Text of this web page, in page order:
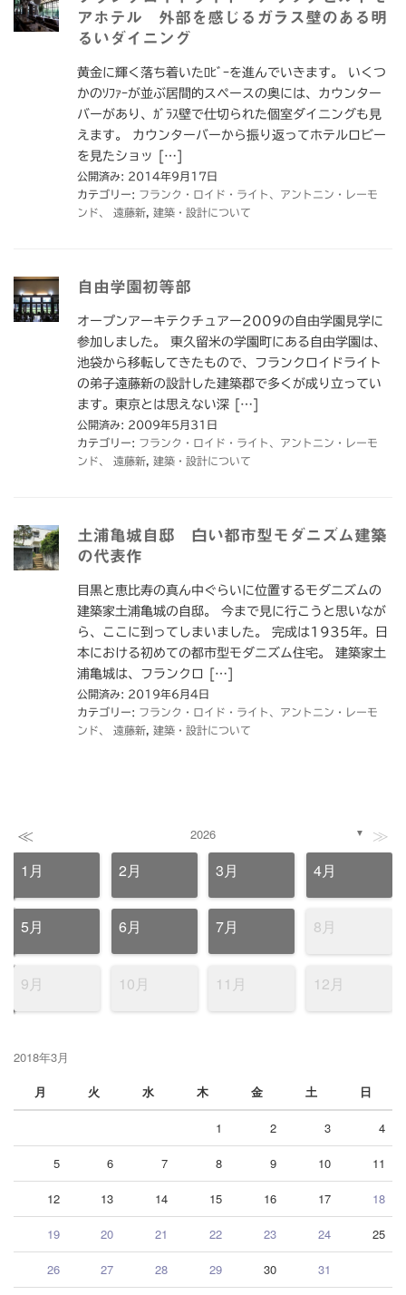
アホテル 外部を感じるガラス壁のある明
るいダイニング
黄金に輝く落ち着いたﾛﾋﾞｰを進んでいきます。 いくつ
かのｿﾌｧｰが並ぶ居間的スペースの奥には、カウンター
バーがあり、ｶﾞﾗｽ壁で仕切られた個室ダイニングも見
えます。 カウンターバーから振り返ってホテルロビー
を見たショッ […]
公開済み: 2014年9月17日
カテゴリー: フランク・ロイド・ライト、アントニン・レーモ
ンド、 遠藤新
建築・設計について
自由学園初等部
オープンアーキテクチュアー2009の自由学園見学に
参加しました。 東久留米の学園町にある自由学園は、
池袋から移転してきたもので、フランクロイドライト
の弟子遠藤新の設計した建築郡で多くが成り立ってい
ます。東京とは思えない深 […]
公開済み: 2009年5月31日
カテゴリー: フランク・ロイド・ライト、アントニン・レーモ
ンド、 遠藤新
建築・設計について
土浦亀城自邸 白い都市型モダニズム建築
の代表作
目黒と恵比寿の真ん中ぐらいに位置するモダニズムの
建築家土浦亀城の自邸。 今まで見に行こうと思いなが
ら、ここに到ってしまいました。 完成は1935年。日
本における初めての都市型モダニズム住宅。 建築家土
浦亀城は、フランクロ […]
公開済み: 2019年6月4日
カテゴリー: フランク・ロイド・ライト、アントニン・レーモ
ンド、 遠藤新
建築・設計について
≪ 2026 ▼ ≫
1月 2月 3月 4月
5月 6月 7月 8月
9月 10月 11月 12月
2018年3月
月
火 水 木 金 土 日
1 2 3 4
5 6 7 8 9 10 11
12 13 14 15 16 17 18
19 20 21 22 23 24 25
26 27 28 29 30 31